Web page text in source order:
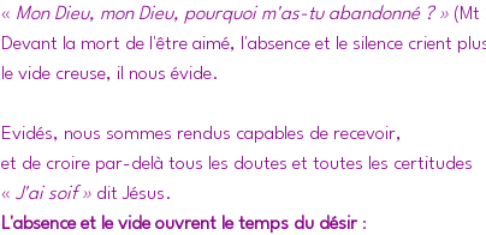
« Mon Dieu, mon Dieu, pourquoi m'as-tu abandonné ? » (Mt
Devant la mort de l'être aimé, l'absence et le silence crient
le vide creuse, il nous évide.
Evidés, nous sommes rendus capables de recevoir,
et de croire par-delà tous les doutes et toutes les certitudes
« J'ai soif » dit Jésus.
L'absence et le vide ouvrent le temps du désir :